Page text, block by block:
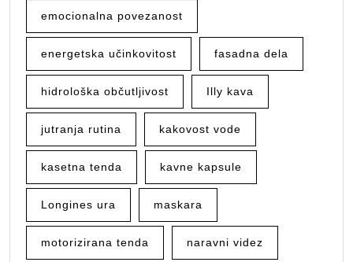
emocionalna povezanost
energetska učinkovitost fasadna dela
hidrološka občutljivost Illy kava
jutranja rutina kakovost vode
kasetna tenda kavne kapsule
Longines ura maskara
motorizirana tenda naravni videz